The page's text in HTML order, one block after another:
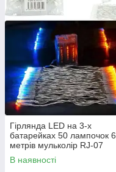
Гірлянда LED на 3-х
батарейках 50 лампочок 6
метрів мульколір RJ-07
MZOPT
В наявності